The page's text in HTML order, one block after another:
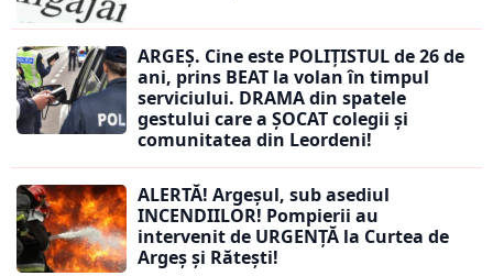
ARGEȘ. Cine este POLIȚISTUL de 26 de
ani, prins BEAT la volan în timpul
serviciului. DRAMA din spatele
gestului care a ȘOCAT colegii și
comunitatea din Leordeni!
ALERTĂ! Argeșul, sub asediul
INCENDIILOR! Pompierii au
intervenit de URGENȚĂ la Curtea de
Argeș și Rătești!